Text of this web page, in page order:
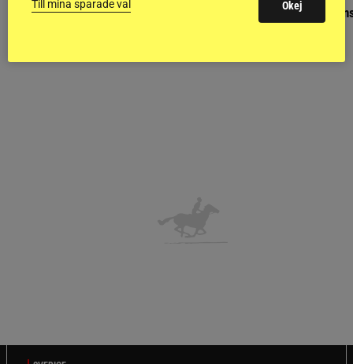
Finaldag med jubileumsutställning Så gick det på
Till mina sparade val Okej